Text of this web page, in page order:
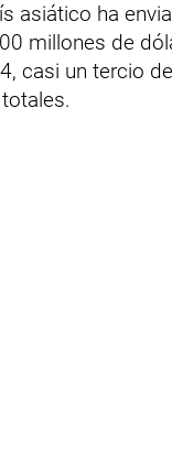
asiático ha
millones de
casi un tercio